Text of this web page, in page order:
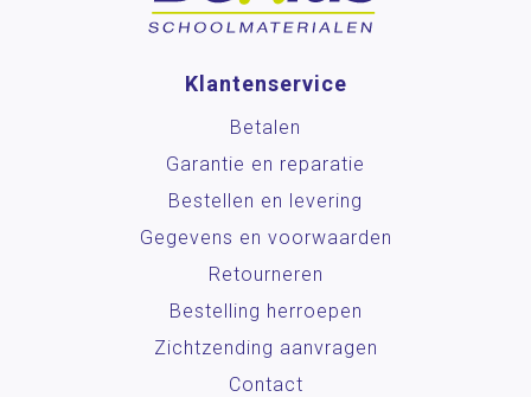
Klantenservice
Betalen
Garantie en reparatie
Bestellen en levering
Gegevens en voorwaarden
Retourneren
Bestelling herroepen
Zichtzending aanvragen
Contact